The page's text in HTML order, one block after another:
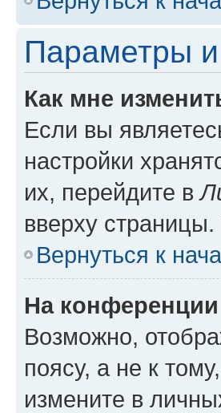
Параметры и
Как мне
Если вы
настройки
их, перейдите в
вверху
Вернуться к
На
Возможно,
поясу, а не к
измените в